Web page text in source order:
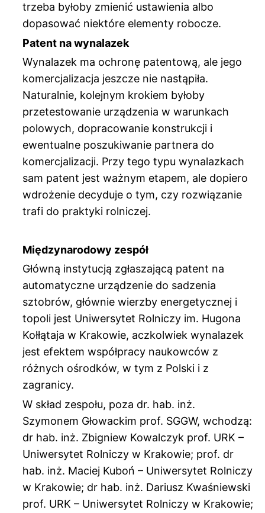
trzeba byłoby zmienić ustawienia albo
dopasować niektóre elementy robocze.
Patent na wynalazek
Wynalazek ma ochronę patentową, ale jego
komercjalizacja jeszcze nie nastąpiła.
Naturalnie, kolejnym krokiem byłoby
przetestowanie urządzenia w warunkach
polowych, dopracowanie konstrukcji i
ewentualne poszukiwanie partnera do
komercjalizacji. Przy tego typu wynalazkach
sam patent jest ważnym etapem, ale dopiero
wdrożenie decyduje o tym, czy rozwiązanie
trafi do praktyki rolniczej.
Międzynarodowy zespół
Główną instytucją zgłaszającą patent na
automatyczne urządzenie do sadzenia
sztobrów, głównie wierzby energetycznej i
topoli jest Uniwersytet Rolniczy im. Hugona
Kołłątaja w Krakowie, aczkolwiek wynalazek
jest efektem współpracy naukowców z
różnych ośrodków, w tym z Polski i z
zagranicy.
W skład zespołu, poza dr. hab. inż.
Szymonem Głowackim prof. SGGW, wchodzą:
dr hab. inż. Zbigniew Kowalczyk prof. URK –
Uniwersytet Rolniczy w Krakowie; prof. dr
hab. inż. Maciej Kuboń – Uniwersytet Rolniczy
w Krakowie; dr hab. inż. Dariusz Kwaśniewski
prof. URK – Uniwersytet Rolniczy w Krakowie;